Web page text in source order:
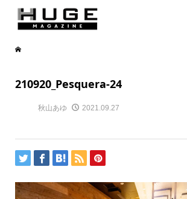
210920_Pesquera-24
秋山あゆ 2021.09.27